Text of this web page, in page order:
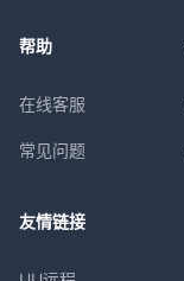
帮助
在线客服
常见问题
友情链接